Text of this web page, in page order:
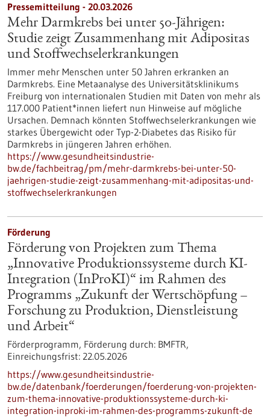
Pressemitteilung - 20.03.2026
Mehr Darmkrebs bei unter 50-Jährigen:
Studie zeigt Zusammenhang mit Adipositas
und Stoffwechselerkrankungen
Immer mehr Menschen unter 50 Jahren erkranken an
Darmkrebs. Eine Metaanalyse des Universitätsklinikums
Freiburg von internationalen Studien mit Daten von mehr als
117.000 Patient*innen liefert nun Hinweise auf mögliche
Ursachen. Demnach könnten Stoffwechselerkrankungen wie
starkes Übergewicht oder Typ-2-Diabetes das Risiko für
Darmkrebs in jüngeren Jahren erhöhen.
https://www.gesundheitsindustrie-
bw.de/fachbeitrag/pm/mehr-darmkrebs-bei-unter-50-
jaehrigen-studie-zeigt-zusammenhang-mit-adipositas-und-
stoffwechselerkrankungen
Förderung
Förderung von Projekten zum Thema
„Innovative Produktionssysteme durch KI-
Integration (InProKI)“ im Rahmen des
Programms „Zukunft der Wertschöpfung –
Forschung zu Produktion, Dienstleistung
und Arbeit“
Förderprogramm, Förderung durch: BMFTR,
Einreichungsfrist: 22.05.2026
https://www.gesundheitsindustrie-
bw.de/datenbank/foerderungen/foerderung-von-projekten-
zum-thema-innovative-produktionssysteme-durch-ki-
integration-inproki-im-rahmen-des-programms-zukunft-de